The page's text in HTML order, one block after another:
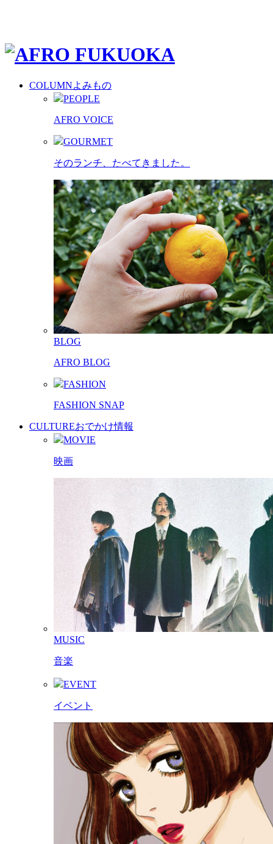
COLUMNよみもの
PEOPLE
AFRO VOICE
GOURMET
そのランチ、たべてきました。
BLOG
AFRO BLOG
FASHION
FASHION SNAP
CULTUREおでかけ情報
MOVIE
映画
MUSIC
音楽
EVENT
イベント